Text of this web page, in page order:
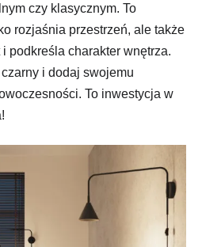
czy klasycznym. To
rozjaśnia przestrzeń, ale także
podkreśla charakter wnętrza.
i dodaj swojemu
To inwestycja w